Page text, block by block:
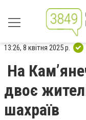
13:26, 8 квітня 2025 р.
На
двоє
шахраїв